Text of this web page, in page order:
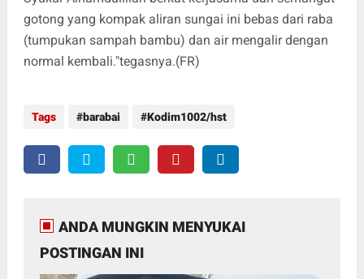
gotong yang kompak aliran sungai ini bebas dari raba
(tumpukan sampah bambu) dan air mengalir dengan
normal kembali."tegasnya.(FR)
Tags barabai Kodim1002/hst
ANDA MUNGKIN MENYUKAI
POSTINGAN INI